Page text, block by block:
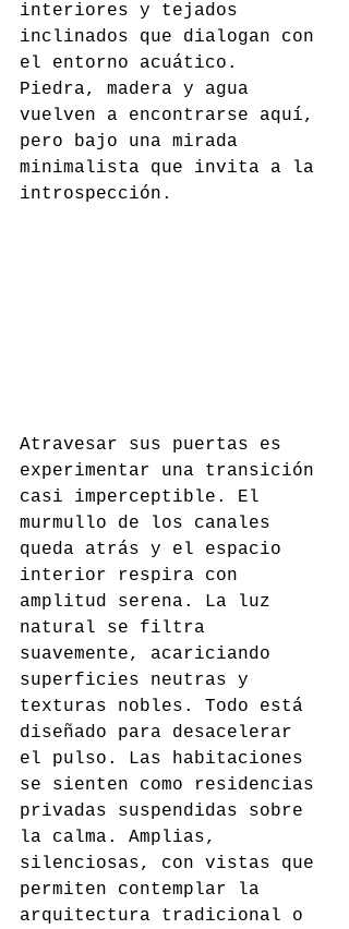
interiores y tejados
inclinados que dialogan con
el entorno acuático.
Piedra, madera y agua
vuelven a encontrarse aquí,
pero bajo una mirada
minimalista que invita a la
introspección.
Atravesar sus puertas es
experimentar una transición
casi imperceptible. El
murmullo de los canales
queda atrás y el espacio
interior respira con
amplitud serena. La luz
natural se filtra
suavemente, acariciando
superficies neutras y
texturas nobles. Todo está
diseñado para desacelerar
el pulso. Las habitaciones
se sienten como residencias
privadas suspendidas sobre
la calma. Amplias,
silenciosas, con vistas que
permiten contemplar la
arquitectura tradicional o